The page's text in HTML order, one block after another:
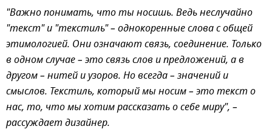
"Важно понимать, что ты носишь. Ведь неслучайно
"текст" и "текстиль" – однокоренные слова с общей
этимологией. Они означают связь, соединение. Только
в одном случае – это связь слов и предложений, а в
другом – нитей и узоров. Но всегда – значений и
смыслов. Текстиль, который мы носим – это текст о
нас, то, что мы хотим рассказать о себе миру", –
рассуждает дизайнер.